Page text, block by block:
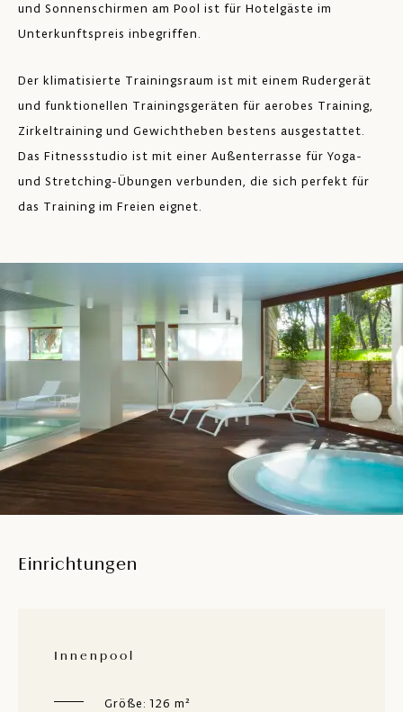
und Sonnenschirmen am Pool ist für Hotelgäste im
Unterkunftspreis inbegriffen.
Der klimatisierte Trainingsraum ist mit einem Rudergerät
und funktionellen Trainingsgeräten für aerobes Training,
Zirkeltraining und Gewichtheben bestens ausgestattet.
Das Fitnessstudio ist mit einer Außenterrasse für Yoga-
und Stretching-Übungen verbunden, die sich perfekt für
das Training im Freien eignet.
Einrichtungen
Innenpool
Größe: 126 m²